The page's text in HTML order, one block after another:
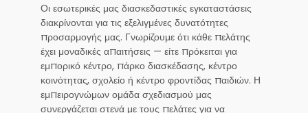
Οι εσωτερικές μας διασκεδαστικές εγκαταστάσεις
διακρίνονται για τις εξελιγμένες δυνατότητες
προσαρμογής μας. Γνωρίζουμε ότι κάθε πελάτης
έχει μοναδικές απαιτήσεις — είτε πρόκειται για
εμπορικό κέντρο, πάρκο διασκέδασης, κέντρο
κοινότητας, σχολείο ή κέντρο φροντίδας παιδιών. Η
εμπειρογνώμων ομάδα σχεδιασμού μας
συνεργάζεται στενά με τους πελάτες για να